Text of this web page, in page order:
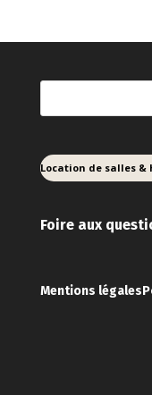
Location de salles &
Foire aux ques
Mentions légales